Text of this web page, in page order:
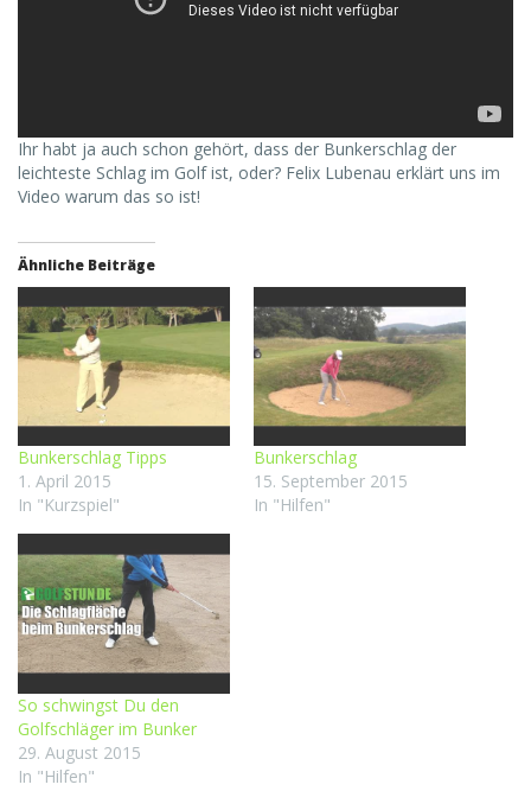
Ihr habt ja auch schon gehört, dass der Bunkerschlag der
leichteste Schlag im Golf ist, oder? Felix Lubenau erklärt uns im
Video warum das so ist!
Ähnliche Beiträge
Bunkerschlag Tipps
1. April 2015
In "Kurzspiel"
Bunkerschlag
15. September 2015
In "Hilfen"
So schwingst Du den
Golfschläger im Bunker
29. August 2015
In "Hilfen"